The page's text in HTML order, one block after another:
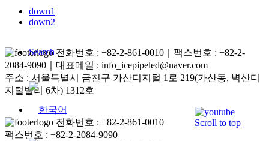
Search
down1
down2
전화번호 : +82-2-861-0010｜팩스번호 : +82-2-
2084-9090｜대표메일 : info_icepipeled@naver.com
주소 : 서울특별시 금천구 가산디지털 1로 219(가산동, 벽산디
지털밸리 6차) 1312호
전화번호 : +82-2-861-0010
팩스번호 : +82-2-2084-9090
Scroll to top